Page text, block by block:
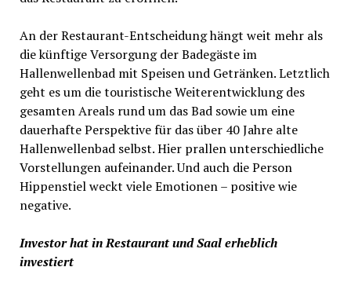
An der Restaurant-Entscheidung hängt weit mehr als
die künftige Versorgung der Badegäste im
Hallenwellenbad mit Speisen und Getränken. Letztlich
geht es um die touristische Weiterentwicklung des
gesamten Areals rund um das Bad sowie um eine
dauerhafte Perspektive für das über 40 Jahre alte
Hallenwellenbad selbst. Hier prallen unterschiedliche
Vorstellungen aufeinander. Und auch die Person
Hippenstiel weckt viele Emotionen – positive wie
negative.
Investor hat in Restaurant und Saal erheblich
investiert